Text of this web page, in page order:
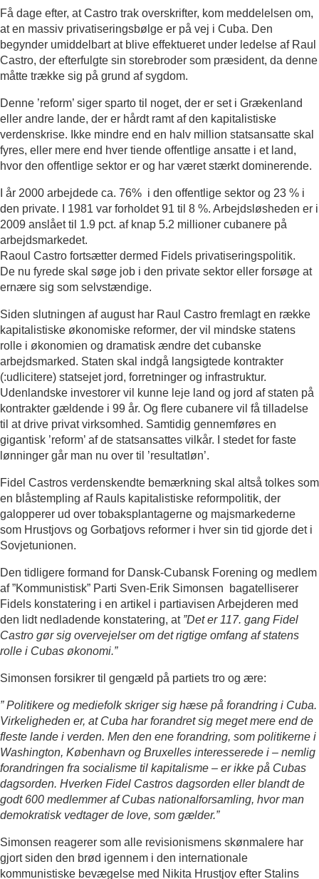
Få dage efter, at Castro trak overskrifter, kom meddelelsen om,
at en massiv privatiseringsbølge er på vej i Cuba. Den
begynder umiddelbart at blive effektueret under ledelse af Raul
Castro, der efterfulgte sin storebroder som præsident, da denne
måtte trække sig på grund af sygdom.
Denne ’reform’ siger sparto til noget, der er set i Grækenland
eller andre lande, der er hårdt ramt af den kapitalistiske
verdenskrise. Ikke mindre end en halv million statsansatte skal
fyres, eller mere end hver tiende offentlige ansatte i et land,
hvor den offentlige sektor er og har været stærkt dominerende.
I år 2000 arbejdede ca. 76% i den offentlige sektor og 23 % i
den private. I 1981 var forholdet 91 til 8 %. Arbejdsløsheden er i
2009 anslået til 1.9 pct. af knap 5.2 millioner cubanere på
arbejdsmarkedet.
Raoul Castro fortsætter dermed Fidels privatiseringspolitik.
De nu fyrede skal søge job i den private sektor eller forsøge at
ernære sig som selvstændige.
Siden slutningen af august har Raul Castro fremlagt en række
kapitalistiske økonomiske reformer, der vil mindske statens
rolle i økonomien og dramatisk ændre det cubanske
arbejdsmarked. Staten skal indgå langsigtede kontrakter
(:udlicitere) statsejet jord, forretninger og infrastruktur.
Udenlandske investorer vil kunne leje land og jord af staten på
kontrakter gældende i 99 år. Og flere cubanere vil få tilladelse
til at drive privat virksomhed. Samtidig gennemføres en
gigantisk ’reform’ af de statsansattes vilkår. I stedet for faste
lønninger går man nu over til ’resultatløn’.
Fidel Castros verdenskendte bemærkning skal altså tolkes som
en blåstempling af Rauls kapitalistiske reformpolitik, der
galopperer ud over tobaksplantagerne og majsmarkederne
som Hrustjovs og Gorbatjovs reformer i hver sin tid gjorde det i
Sovjetunionen.
Den tidligere formand for Dansk-Cubansk Forening og medlem
af ”Kommunistisk” Parti Sven-Erik Simonsen bagatelliserer
Fidels konstatering i en artikel i partiavisen Arbejderen med
den lidt nedladende konstatering, at ”Det er 117. gang Fidel
Castro gør sig overvejelser om det rigtige omfang af statens
rolle i Cubas økonomi.”
Simonsen forsikrer til gengæld på partiets tro og ære:
”Politikere og mediefolk skriger sig hæse på forandring i Cuba.
Virkeligheden er, at Cuba har forandret sig meget mere end de
fleste lande i verden. Men den ene forandring, som politikerne i
Washington, København og Bruxelles interesserede i – nemlig
forandringen fra socialisme til kapitalisme – er ikke på Cubas
dagsorden. Hverken Fidel Castros dagsorden eller blandt de
godt 600 medlemmer af Cubas nationalforsamling, hvor man
demokratisk vedtager de love, som gælder.”
Simonsen reagerer som alle revisionismens skønmalere har
gjort siden den brød igennem i den internationale
kommunistiske bevægelse med Nikita Hrustjov efter Stalins